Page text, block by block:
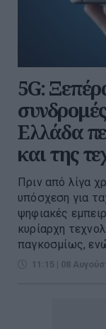
5G:
Ελλάδα
και της
Πριν από λίγα
υπόσχεση για
ψηφιακές
κυρίαρχη
παγκοσμίως, ενώ
11:15 | 08